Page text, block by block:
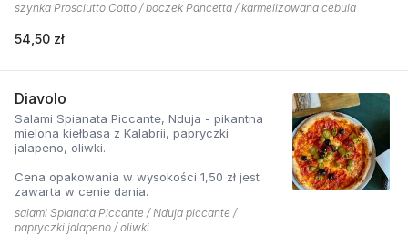
szynka Prosciutto Cotto / boczek Pancetta / karmelizowana cebula
54,50 zł
Diavolo
Salami Spianata Piccante, Nduja - pikantna
mielona kiełbasa z Kalabrii, papryczki
jalapeno, oliwki.
Cena opakowania w wysokości 1,50 zł jest
zawarta w cenie dania.
salami Spianata Piccante / Nduja piccante /
papryczki jalapeno / oliwki